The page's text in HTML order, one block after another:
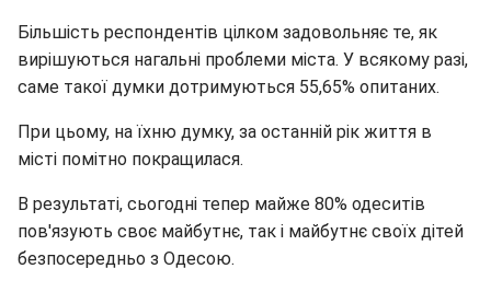
Більшість респондентів цілком задовольняє те, як
вирішуються нагальні проблеми міста. У всякому разі,
саме такої думки дотримуються 55,65% опитаних.
При цьому, на їхню думку, за останній рік життя в
місті помітно покращилася.
В результаті, сьогодні тепер майже 80% одеситів
пов'язують своє майбутнє, так і майбутнє своїх дітей
безпосередньо з Одесою.